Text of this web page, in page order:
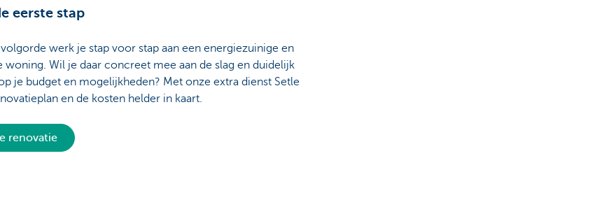
eerste stap
werk je stap voor stap aan een energiezuinige en
Wil je daar concreet mee aan de slag en duidelijk
je budget en mogelijkheden? Met onze extra dienst Setle
en de kosten helder in kaart.
renovatie